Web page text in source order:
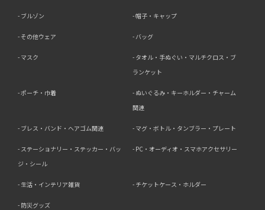
ブルゾン 帽子・キャップ
その他ウェア バッグ
マスク
タオル・手ぬぐい・マルチクロス・ブ
ランケット
ポーチ・巾着
ぬいぐるみ・キーホルダー・チャーム
関連
ブレス・バンド・ヘアゴム関連 マグ・ボトル・タンブラー・プレート
ステーショナリー・ステッカー・バッ
ジ・シール
PC・オーディオ・スマホアクセサリー
生活・インテリア雑貨 チケットケース・ホルダー
防災グッズ